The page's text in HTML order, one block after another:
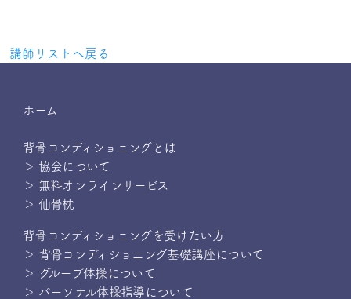
講師リストへ戻る
ホーム
背骨コンディショニングとは
＞ 協会について
＞ 無料オンラインサービス
＞ 仙骨枕
背骨コンディショニングを受けたい方
＞ 背骨コンディショニング基礎講座について
＞ グループ体操について
＞ パーソナル体操指導について